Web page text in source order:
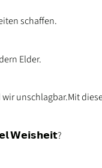
schaffen.
Elder.
unschlagbar.Mit
𝗪𝗲𝗶𝘀𝗵𝗲𝗶𝘁?